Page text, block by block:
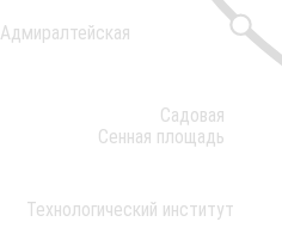
Садовая
Сенная площадь
Технологический институт
Адмиралтейская